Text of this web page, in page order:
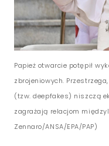
Papież otwarcie potępił
zbrojeniowych.
(tzw. deepfakes) niszczą
zagrażają relacjom
Zennaro/ANSA/EPA/PAP)